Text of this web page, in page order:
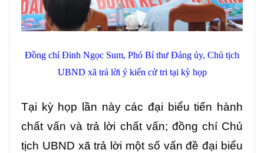
Đồng chí Đinh Ngọc Sum, Phó Bí thư Đảng ủy, Chủ tịch
UBND xã trả lời ý kiến cử tri tại kỳ họp
Tại kỳ họp lần này các đại biểu tiến hành
chất vấn và trả lời chất vấn; đồng chí Chủ
tịch UBND xã trả lời một số vấn đề đại biểu